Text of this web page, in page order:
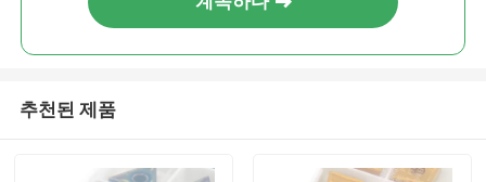
추천된 제품